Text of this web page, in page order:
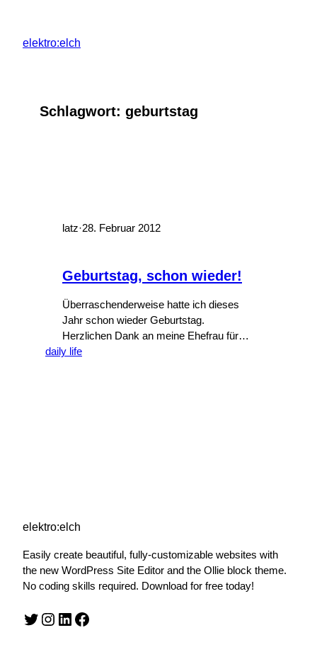
springen
elektro:elch
Schlagwort: geburtstag
latz·28. Februar 2012
Geburtstag, schon wieder!
Überraschenderweise hatte ich dieses
Jahr schon wieder Geburtstag.
Herzlichen Dank an meine Ehefrau für
diese tolle selbstgebackene Torte!
daily life
elektro:elch
Easily create beautiful, fully-customizable websites with
the new WordPress Site Editor and the Ollie block theme.
No coding skills required. Download for free today!
Twitter Instagram LinkedIn Facebook